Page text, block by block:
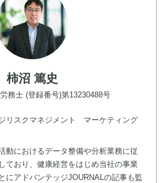
柿沼 篤史
務士 (登録番号)第13230488号
リスクマネジメント マーケティング
動におけるデータ整備や分析業務に従
ており、健康経営をはじめ当社の事業
にアドバンテッジJOURNALの記事も監